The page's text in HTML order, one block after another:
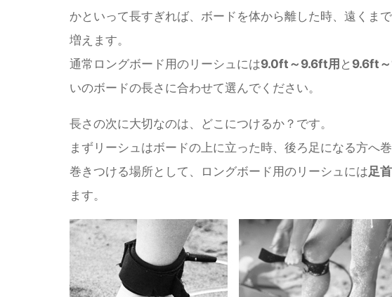
かといって長すぎれば、ボードを体から離した時、遠くま
増えます。
通常ロングボード用のリーシュには9.0ft～9.6ft用 と 9.6ft
いのボードの長さに合わせて選んでください。
長さの次に大切なのは、どこにつけるか？です。
まずリーシュはボードの上に立った時、後ろ足になる方へ巻
巻きつける場所として、ロングボード用のリーシュには足
ます。